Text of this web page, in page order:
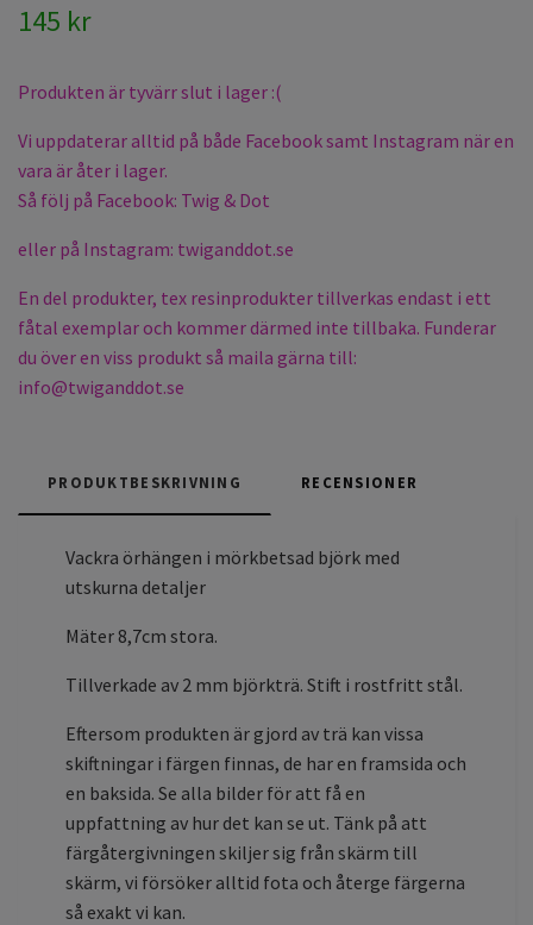
145 kr
Produkten är tyvärr slut i lager :(
Vi uppdaterar alltid på både Facebook samt Instagram när en
vara är åter i lager.
Så följ på Facebook: Twig & Dot
eller på Instagram: twiganddot.se
En del produkter, tex resinprodukter tillverkas endast i ett
fåtal exemplar och kommer därmed inte tillbaka. Funderar
du över en viss produkt så maila gärna till:
info@twiganddot.se
PRODUKTBESKRIVNING RECENSIONER
Vackra örhängen i mörkbetsad björk med
utskurna detaljer
Mäter 8,7cm stora.
Tillverkade av 2 mm björkträ. Stift i rostfritt stål.
Eftersom produkten är gjord av trä kan vissa
skiftningar i färgen finnas, de har en framsida och
en baksida. Se alla bilder för att få en
uppfattning av hur det kan se ut. Tänk på att
färgåtergivningen skiljer sig från skärm till
skärm, vi försöker alltid fota och återge färgerna
så exakt vi kan.